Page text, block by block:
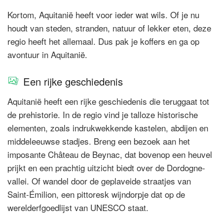
Kortom, Aquitanië heeft voor ieder wat wils. Of je nu
houdt van steden, stranden, natuur of lekker eten, deze
regio heeft het allemaal. Dus pak je koffers en ga op
avontuur in Aquitanië.
Een rijke geschiedenis
Aquitanië heeft een rijke geschiedenis die teruggaat tot
de prehistorie. In de regio vind je talloze historische
elementen, zoals indrukwekkende kastelen, abdijen en
middeleeuwse stadjes. Breng een bezoek aan het
imposante Château de Beynac, dat bovenop een heuvel
prijkt en een prachtig uitzicht biedt over de Dordogne-
vallei. Of wandel door de geplaveide straatjes van
Saint-Émilion, een pittoresk wijndorpje dat op de
werelderfgoedlijst van UNESCO staat.